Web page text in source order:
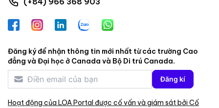
FacebookInstagramLinkedInZalo WhatsApp
Đăng ký để nhận thông tin mới nhất từ các trường Cao
đẳng và Đại học ở Canada và Bộ Di trú Canada.
Đăng kí
Hoạt động của LOA Portal được cố vấn và giám sát bởi Cố